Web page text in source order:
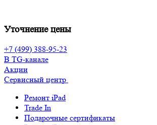
Уточнение цены
+7 (499) 388-95-23
В TG-канале
Акции
Сервисный центр
Ремонт iPad
Trade In
Подарочные сертификаты